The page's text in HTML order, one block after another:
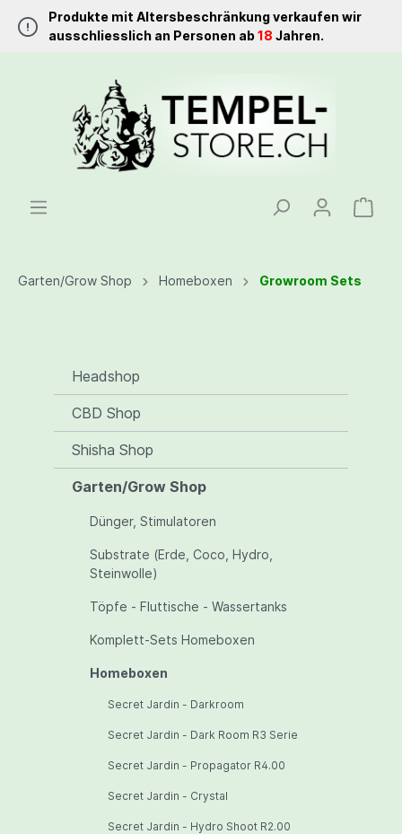
Produkte mit Altersbeschränkung verkaufen wir
ausschliesslich an Personen ab18 Jahren.
Garten/Grow Shop Homeboxen Growroom Sets
Headshop
CBD Shop
Shisha Shop
Garten/Grow Shop
Dünger, Stimulatoren
Substrate (Erde, Coco, Hydro,
Steinwolle)
Töpfe - Fluttische - Wassertanks
Komplett-Sets Homeboxen
Homeboxen
Secret Jardin - Darkroom
Secret Jardin - Dark Room R3 Serie
Secret Jardin - Propagator R4.00
Secret Jardin - Crystal
Secret Jardin - Hydro Shoot R2.00